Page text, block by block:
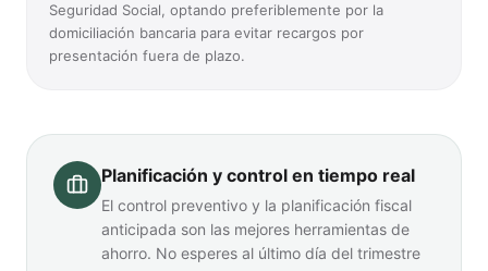
Seguridad Social, optando preferiblemente por la
domiciliación bancaria para evitar recargos por
presentación fuera de plazo.
Planificación y control en tiempo real
El control preventivo y la planificación fiscal
anticipada son las mejores herramientas de
ahorro. No esperes al último día del trimestre